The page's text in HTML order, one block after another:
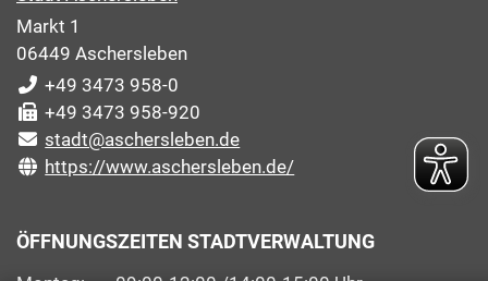
Markt 1
06449 Aschersleben
+49 3473 958-0
+49 3473 958-920
stadt@aschersleben.de
https://www.aschersleben.de/
ÖFFNUNGSZEITEN STADTVERWALTUNG